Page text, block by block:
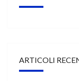
ARTICOLI